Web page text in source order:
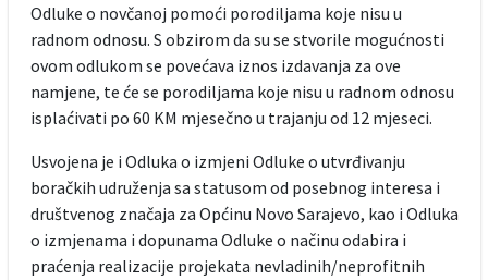
Odluke o novčanoj pomoći porodiljama koje nisu u
radnom odnosu. S obzirom da su se stvorile mogućnosti
ovom odlukom se povećava iznos izdavanja za ove
namjene, te će se porodiljama koje nisu u radnom odnosu
isplaćivati po 60 KM mjesečno u trajanju od 12 mjeseci.
Usvojena je i Odluka o izmjeni Odluke o utvrđivanju
boračkih udruženja sa statusom od posebnog interesa i
društvenog značaja za Općinu Novo Sarajevo, kao i Odluka
o izmjenama i dopunama Odluke o načinu odabira i
praćenja realizacije projekata nevladinih/neprofitnih